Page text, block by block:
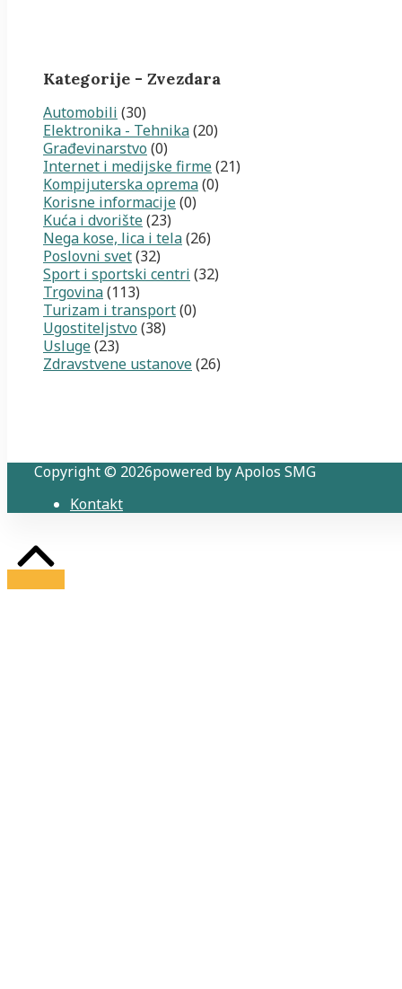
Kategorije - Zvezdara
Automobili (30)
Elektronika - Tehnika(20)
Građevinarstvo (0)
Internet i medijske firme(21)
Kompijuterska oprema(0)
Korisne informacije(0)
Kuća i dvorište(23)
Nega kose, lica i tela(26)
Poslovni svet(32)
Sport i sportski centri (32)
Trgovina(113)
Turizam i transport(0)
Ugostiteljstvo (38)
Usluge(23)
Zdravstvene ustanove(26)
Copyright © 2026powered by Apolos SMG
Kontakt
Top